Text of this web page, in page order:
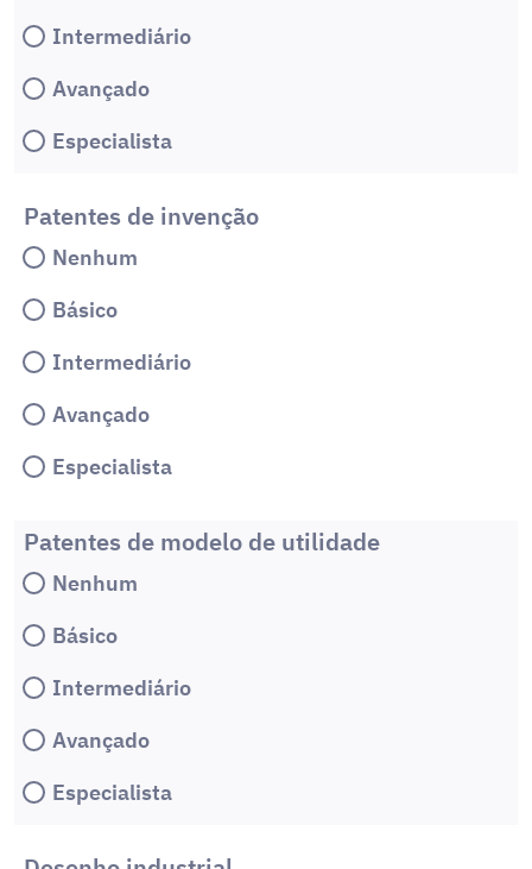
Intermediário
Avançado
Especialista
Patentes de invenção
Nenhum
Básico
Intermediário
Avançado
Especialista
Patentes de modelo de utilidade
Nenhum
Básico
Intermediário
Avançado
Especialista